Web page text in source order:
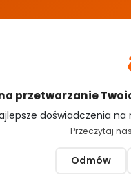
Kontakt
Polityka
przetwarzanie
doświadczenia
Przeczytaj
Odmów